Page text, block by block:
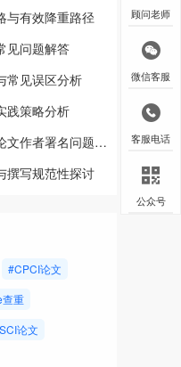
与有效降重路径
见问题解答
常见误区分析
践策略分析
者署名问题探讨
撰写规范性探讨
#CPCI论文
重
论文
顾问老师
微信客服
客服电话
公众号